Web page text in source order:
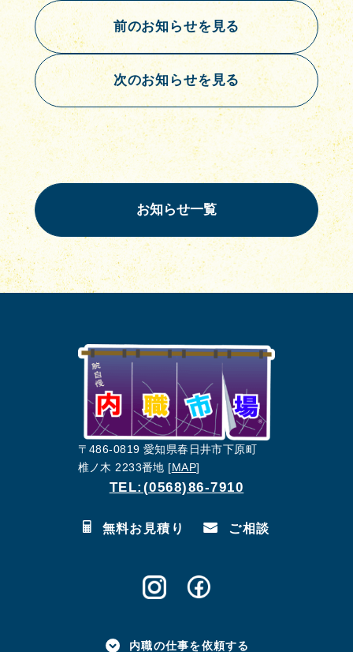
前のお知らせを見る
次のお知らせを見る
お知らせ一覧
〒486-0819 愛知県春日井市下原町
椎ノ木 2233番地 [MAP]
TEL:(0568)86-7910
無料お見積り ご相談
内職の仕事を依頼する